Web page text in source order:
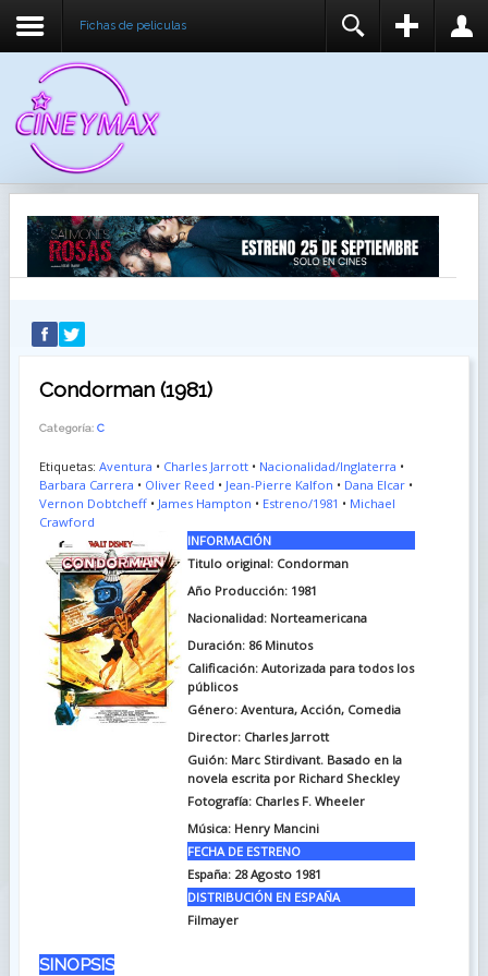
Fichas de peliculas
RECUÉRDEME
IDENTIFICARSE
REGISTER
Condorman (1981)
Categoría: C
Etiquetas: Aventura • Charles Jarrott• Nacionalidad/Inglaterra •
Barbara Carrera • Oliver Reed • Jean-Pierre Kalfon • Dana Elcar•
Vernon Dobtcheff• James Hampton • Estreno/1981 • Michael
Crawford
INFORMACIÓN
Titulo original: Condorman
Año Producción: 1981
Nacionalidad: Norteamericana
Duración: 86 Minutos
Calificación: Autorizada para todos los
públicos
Género: Aventura, Acción, Comedia
Director: Charles Jarrott
Guión: Marc Stirdivant. Basado en la
novela escrita por Richard Sheckley
Fotografía: Charles F. Wheeler
Música: Henry Mancini
FECHA DE ESTRENO
España: 28 Agosto 1981
DISTRIBUCIÓN EN ESPAÑA
Filmayer
SINOPSIS